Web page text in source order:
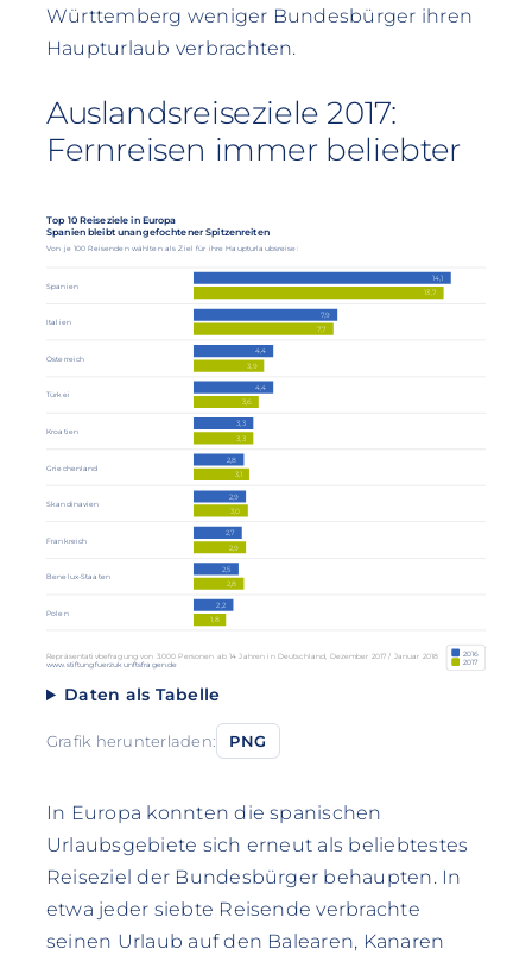
Württemberg weniger Bundesbürger ihren
Haupturlaub verbrachten.
Auslandsreiseziele 2017:
Fernreisen immer beliebter
Repräsentativbefragung von 3.000 Personen ab 14 Jahren in Deutschland, Dezember 2017 / Januar 2018
Top 10 Reiseziele in Europa
Spanien bleibt unangefochtener Spitzenreiten
Von je 100 Reisenden wählten als Ziel für ihre Haupturlaubsreise:
13,7
7,7
3,9
3,6
3,3
3,1
3,0
2,9
2,8
1,8
14,1
7,9
4,4
4,4
3,3
2,8
2,9
2,7
2,5
2,2
2016
2017
Spanien
Italien
Österreich
Türkei
Kroatien
Griechenland
Skandinavien
Frankreich
Benelux-Staaten
Polen
www.stiftungfuerzukunftsfragen.de
Daten als Tabelle
Grafik herunterladen: PNG
In Europa konnten die spanischen
Urlaubsgebiete sich erneut als beliebtestes
Reiseziel der Bundesbürger behaupten. In
etwa jeder siebte Reisende verbrachte
seinen Urlaub auf den Balearen, Kanaren